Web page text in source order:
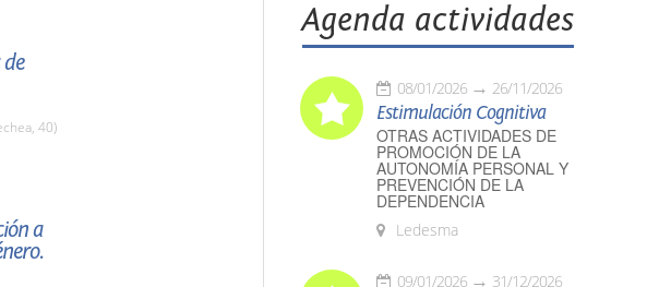
40)
a
Agenda actividades
08/01/2026 26/11/2026
Estimulación Cognitiva
OTRAS ACTIVIDADES DE
PROMOCIÓN DE LA
AUTONOMÍA PERSONAL Y
PREVENCIÓN DE LA
DEPENDENCIA
Ledesma
09/01/2026 31/12/2026